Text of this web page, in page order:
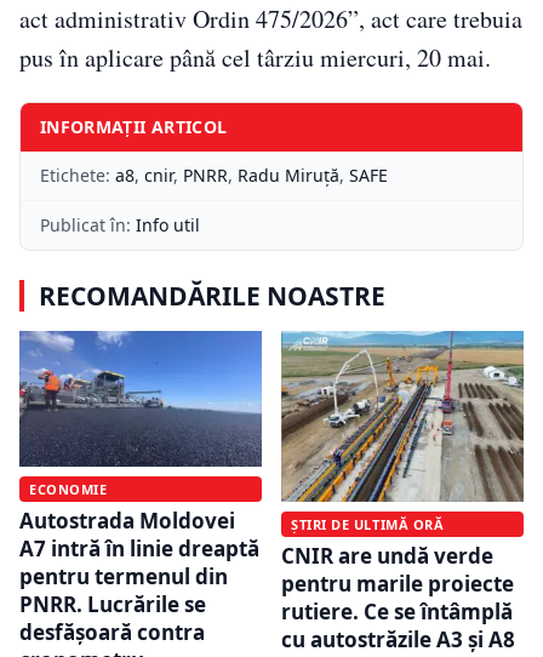
act administrativ Ordin 475/2026”, act care trebuia
pus în aplicare până cel târziu miercuri, 20 mai.
INFORMAȚII ARTICOL
Etichete: a8, cnir, PNRR, Radu Miruță, SAFE
Publicat în: Info util
RECOMANDĂRILE NOASTRE
ECONOMIE
Autostrada Moldovei
A7 intră în linie dreaptă
pentru termenul din
PNRR. Lucrările se
desfășoară contra
ȘTIRI DE ULTIMĂ ORĂ
CNIR are undă verde
pentru marile proiecte
rutiere. Ce se întâmplă
cu autostrăzile A3 și A8